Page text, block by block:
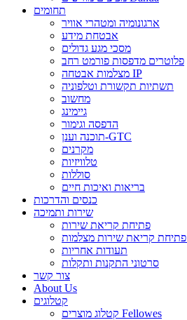
תחומים
ארגונומיה ומטהרי אוויר
אבטחת מידע
מסכי מגע גדולים
פלוטרים מדפסות פורמט רחב
מצלמות אבטחה IP
תשתיות תקשורת וטלפוניה
מחשוב
גיימינג
הדפסה וגימור
תוכנה וענן-GTC
מקרנים
טלוויזיות
סוללות
בריאות ואיכות חיים
כנסים והדרכות
שירות ותמיכה
פתיחת קריאת שירות
תעודות אחריות
סרטוני התקנות ותקלות
צור קשר
About Us
קטלוגים
קטלוג מוצרים Fellowes